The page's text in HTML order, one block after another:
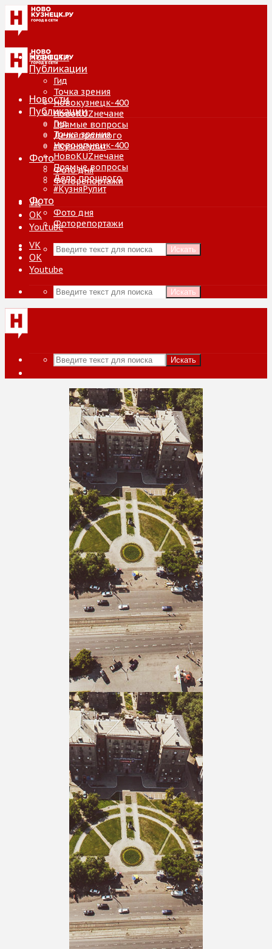
Новости
Публикации
Гид
Точка зрения
Новокузнецк-400
НовоKUZнечане
Прямые вопросы
Дело прошлого
#КузняРулит
Фото
Фото дня
Фоторепортажи
VK
ОК
Youtube
Искать
Новости
Публикации
Гид
Точка зрения
Новокузнецк-400
НовоKUZнечане
Прямые вопросы
Дело прошлого
#КузняРулит
Фото
Фото дня
Фоторепортажи
VK
ОК
Youtube
Искать
Искать